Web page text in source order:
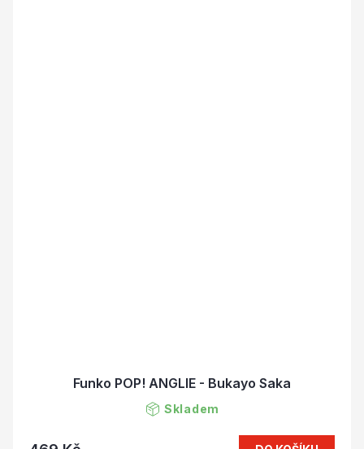
Funko POP! ANGLIE - Bukayo Saka
Skladem